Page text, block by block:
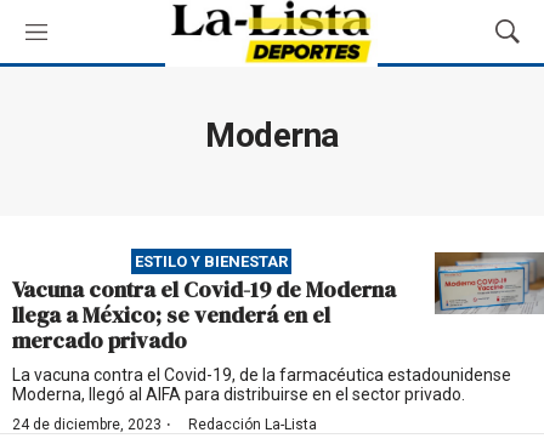
M
e
M
o
ú
s
q
u
d
Moderna
ESTILO Y BIENESTAR
Vacuna contra el Covid-19 de Moderna
llega a México; se venderá en el
mercado privado
La vacuna contra el Covid-19, de la farmacéutica estadounidense
Moderna, llegó al AIFA para distribuirse en el sector privado.
24 de diciembre, 2023 · Redacción La-Lista